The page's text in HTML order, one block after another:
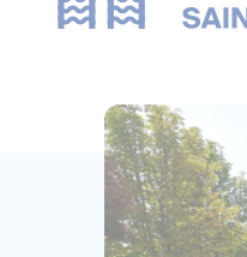
Interlignage :
Par défaut
Taille du texte :
Très petite
Petite
Affichage des images
Par défaut